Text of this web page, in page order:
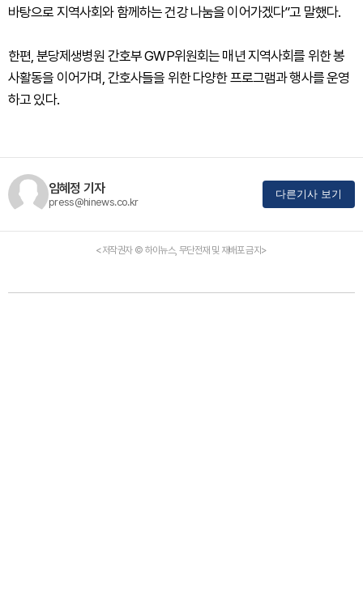
바탕으로 지역사회와 함께하는 건강 나눔을 이어가겠다”고 말했다.
한편, 분당제생병원 간호부 GWP위원회는 매년 지역사회를 위한 봉
사활동을 이어가며, 간호사들을 위한 다양한 프로그램과 행사를 운영
하고 있다.
임혜정 기자
press@hinews.co.kr
다른기사 보기
<저작권자 © 하이뉴스, 무단전재 및 재배포 금지>